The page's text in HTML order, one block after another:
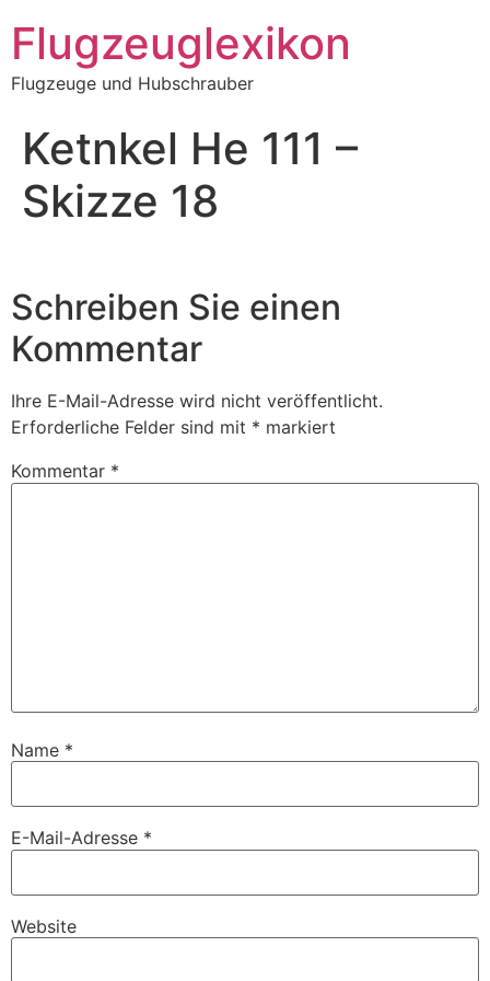
Inhalt
springen
Flugzeuglexikon
Flugzeuge und Hubschrauber
Ketnkel He 111 –
Skizze 18
Schreiben Sie einen
Kommentar
Ihre E-Mail-Adresse wird nicht veröffentlicht.
Erforderliche Felder sind mit * markiert
Kommentar *
Name *
E-Mail-Adresse *
Website